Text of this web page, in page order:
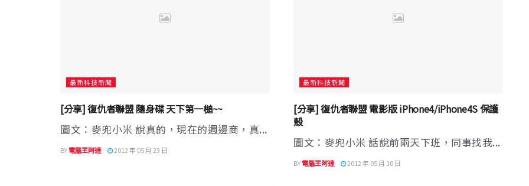
最新科技新聞
[分享] 復仇者聯盟 隨身碟 天下第一槌~~
圖文：麥兜小米 說真的，現在的週邊商，真...
BY電腦王阿達 2012 年 05 月 23 日
最新科技新聞
[分享] 復仇者聯盟 電影版 iPhone4/iPhone4S 保護
殼
圖文：麥兜小米 話說前兩天下班，同事找我...
BY電腦王阿達 2012 年 05 月 10 日